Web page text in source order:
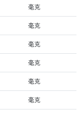
毫克
毫克
毫克
毫克
毫克
毫克